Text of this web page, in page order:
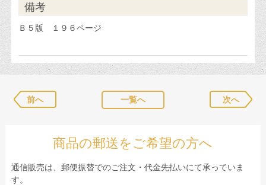
備考
Ｂ５版 １９６ページ
前へ 一覧へ 次へ
商品の郵送をご希望の方へ
通信販売は、郵便振替でのご注文・代金先払いにて承っていま
す。